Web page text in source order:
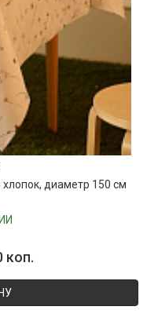
хлопок, диаметр 150 см
коп.